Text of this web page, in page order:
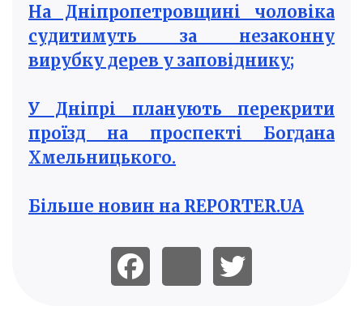
На Дніпропетровщині чоловіка
судитимуть за незаконну
вирубку дерев у заповіднику;
У Дніпрі планують перекрити
проїзд на проспекті Богдана
Хмельницького.
Більше новин на REPORTER.UA